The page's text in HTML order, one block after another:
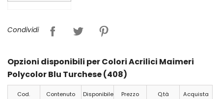
Condividi
Opzioni disponibili per Colori Acrilici Maimeri
Polycolor Blu Turchese (408)
Cod. Contenuto Disponibile Prezzo Q.tà Acquista